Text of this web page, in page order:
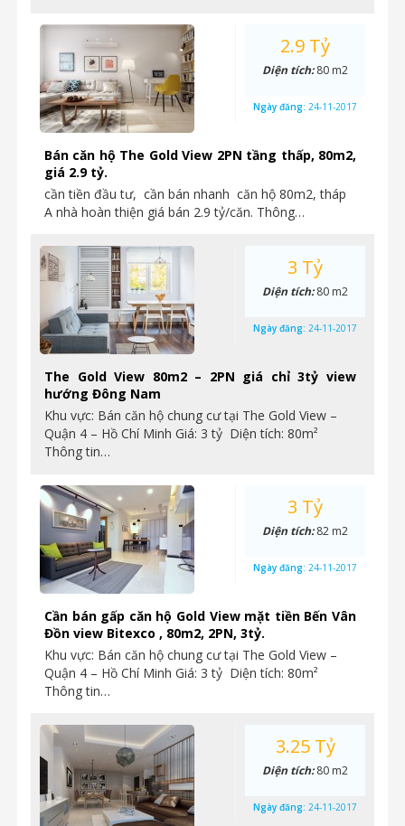
Bán căn hộ The Gold View 2PN tầng thấp, 80m2,
giá 2.9 tỷ.
cần tiền đầu tư, cần bán nhanh căn hộ 80m2, tháp
A nhà hoàn thiện giá bán 2.9 tỷ/căn. Thông…
2.9 Tỷ
Diện tích:80 m2
Ngày đăng: 24-11-2017
The Gold View 80m2 – 2PN giá chỉ 3tỷ view
hướng Đông Nam
Khu vực: Bán căn hộ chung cư tại The Gold View –
Quận 4 – Hồ Chí Minh Giá: 3 tỷ Diện tích: 80m²
Thông tin…
3 Tỷ
Diện tích:80 m2
Ngày đăng: 24-11-2017
Cần bán gấp căn hộ Gold View mặt tiền Bến Vân
Đồn view Bitexco , 80m2, 2PN, 3tỷ.
Khu vực: Bán căn hộ chung cư tại The Gold View –
Quận 4 – Hồ Chí Minh Giá: 3 tỷ Diện tích: 80m²
Thông tin…
3 Tỷ
Diện tích:82 m2
Ngày đăng: 24-11-2017
3.25 Tỷ
Diện tích:80 m2
Ngày đăng: 24-11-2017